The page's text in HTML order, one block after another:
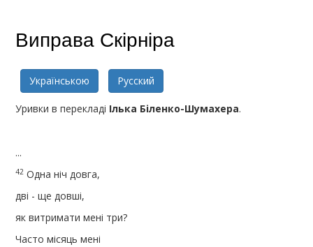
Фан-арт
Виправа Скірніра
Українською Русский
Уривки в перекладі Ілька Біленко-Шумахера.
...
42 Одна ніч довга,
дві - ще довші,
як витримати мені три?
Часто місяць мені